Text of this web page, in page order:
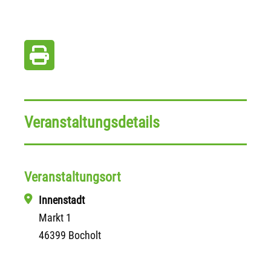
Veranstaltungsdetails
Veranstaltungsort
Innenstadt
Markt 1
46399 Bocholt